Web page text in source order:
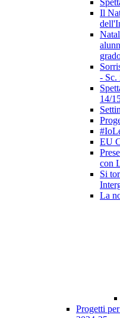
Il
- Sc.
14/
EU
con
Si
La
Progetti